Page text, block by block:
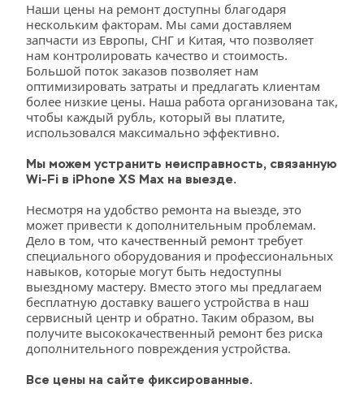
Наши цены на ремонт доступны благодаря
нескольким факторам. Мы сами доставляем
запчасти из Европы, СНГ и Китая, что позволяет
нам контролировать качество и стоимость.
Большой поток заказов позволяет нам
оптимизировать затраты и предлагать клиентам
более низкие цены. Наша работа организована так,
чтобы каждый рубль, который вы платите,
использовался максимально эффективно.
Мы можем устранить неисправность, связанную
Wi-Fi в iPhone XS Max на выезде.
Несмотря на удобство ремонта на выезде, это
может привести к дополнительным проблемам.
Дело в том, что качественный ремонт требует
специального оборудования и профессиональных
навыков, которые могут быть недоступны
выездному мастеру. Вместо этого мы предлагаем
бесплатную доставку вашего устройства в наш
сервисный центр и обратно. Таким образом, вы
получите высококачественный ремонт без риска
дополнительного повреждения устройства.
Все цены на сайте фиксированные.